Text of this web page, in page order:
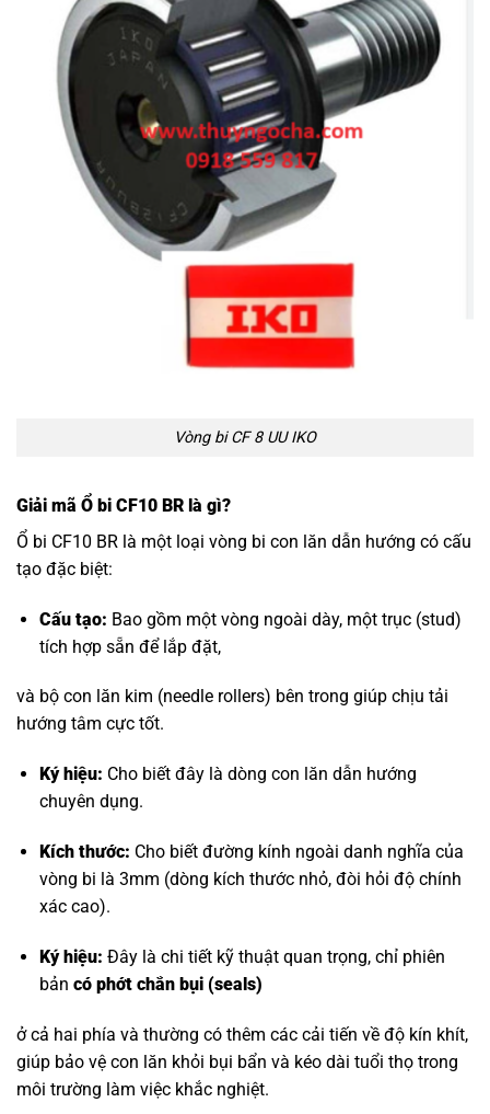
Vòng bi CF 8 UU IKO
Giải mã Ổ bi CF10 BR là gì?
Ổ bi CF10 BR là một loại vòng bi con lăn dẫn hướng có cấu
tạo đặc biệt:
Cấu tạo: Bao gồm một vòng ngoài dày, một trục (stud)
tích hợp sẵn để lắp đặt,
và bộ con lăn kim (needle rollers) bên trong giúp chịu tải
hướng tâm cực tốt.
Ký hiệu: Cho biết đây là dòng con lăn dẫn hướng
chuyên dụng.
Kích thước: Cho biết đường kính ngoài danh nghĩa của
vòng bi là 3mm (dòng kích thước nhỏ, đòi hỏi độ chính
xác cao).
Ký hiệu: Đây là chi tiết kỹ thuật quan trọng, chỉ phiên
bản có phớt chắn bụi (seals)
ở cả hai phía và thường có thêm các cải tiến về độ kín khít,
giúp bảo vệ con lăn khỏi bụi bẩn và kéo dài tuổi thọ trong
môi trường làm việc khắc nghiệt.